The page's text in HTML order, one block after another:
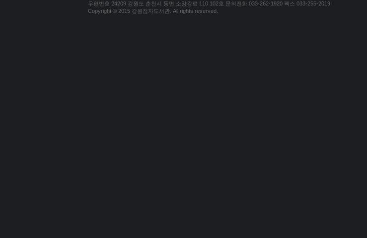
우편번호 24209 강원도 춘천시 동면 소양강로 110 102호 문의전화 033-262-1920 팩스 033-255-2019
Copyright © 2015 강원점자도서관. All rights reserved.